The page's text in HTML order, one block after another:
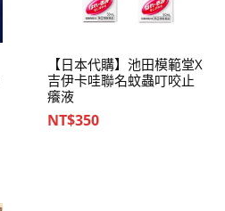
【日本代購】池田模範堂X
吉伊卡哇聯名蚊蟲叮咬止
癢液
NT$350